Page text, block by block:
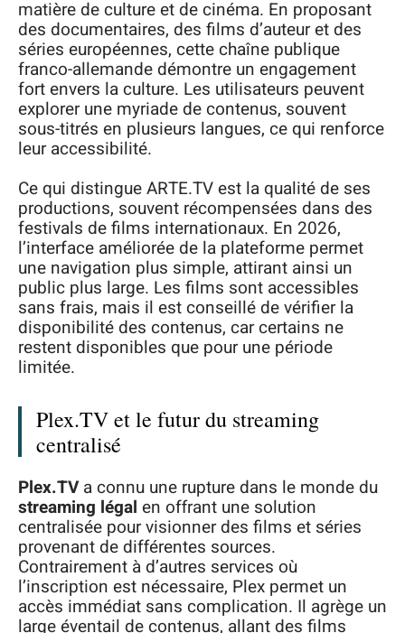
matière de culture et de cinéma. En proposant
des documentaires, des films d’auteur et des
séries européennes, cette chaîne publique
franco-allemande démontre un engagement
fort envers la culture. Les utilisateurs peuvent
explorer une myriade de contenus, souvent
sous-titrés en plusieurs langues, ce qui renforce
leur accessibilité.
Ce qui distingue ARTE.TV est la qualité de ses
productions, souvent récompensées dans des
festivals de films internationaux. En 2026,
l’interface améliorée de la plateforme permet
une navigation plus simple, attirant ainsi un
public plus large. Les films sont accessibles
sans frais, mais il est conseillé de vérifier la
disponibilité des contenus, car certains ne
restent disponibles que pour une période
limitée.
Plex.TV et le futur du streaming
centralisé
Plex.TVa connu une rupture dans le monde du
streaming légal en offrant une solution
centralisée pour visionner des films et séries
provenant de différentes sources.
Contrairement à d’autres services où
l’inscription est nécessaire, Plex permet un
accès immédiat sans complication. Il agrège un
large éventail de contenus, allant des films